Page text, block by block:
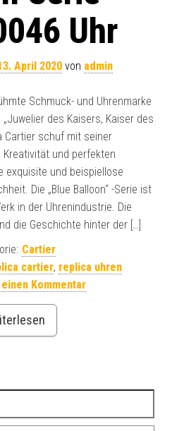
Uhr
April 2020 von admin
Schmuck- und Uhrenmarke
des Kaisers, Kaiser des
Cartier schuf mit seiner
Kreativität und perfekten
exquisite und beispiellose
Die „Blue Balloon“ -Serie ist
in der Uhrenindustrie. Die
die Geschichte hinter der […]
Cartier
cartier, replica uhren
Kommentar